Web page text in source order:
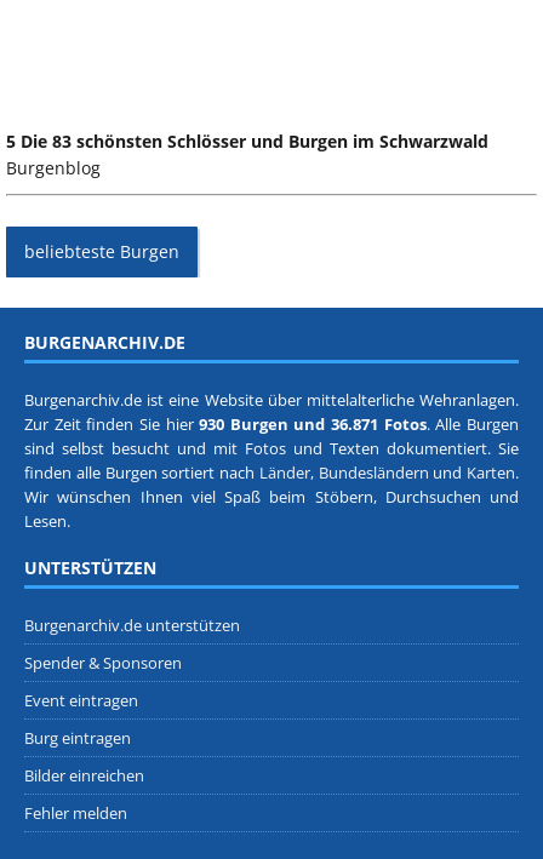
5 Die 83 schönsten Schlösser und Burgen im Schwarzwald
Burgenblog
beliebteste Burgen
BURGENARCHIV.DE
Burgenarchiv.de ist eine Website über mittelalterliche Wehranlagen.
Zur Zeit finden Sie hier930 Burgen und 36.871 Fotos. Alle Burgen
sind selbst besucht und mit Fotos und Texten dokumentiert. Sie
finden alle Burgen sortiert nach Länder, Bundesländern und Karten.
Wir wünschen Ihnen viel Spaß beim Stöbern, Durchsuchen und
Lesen.
UNTERSTÜTZEN
Burgenarchiv.de unterstützen
Spender & Sponsoren
Event eintragen
Burg eintragen
Bilder einreichen
Fehler melden